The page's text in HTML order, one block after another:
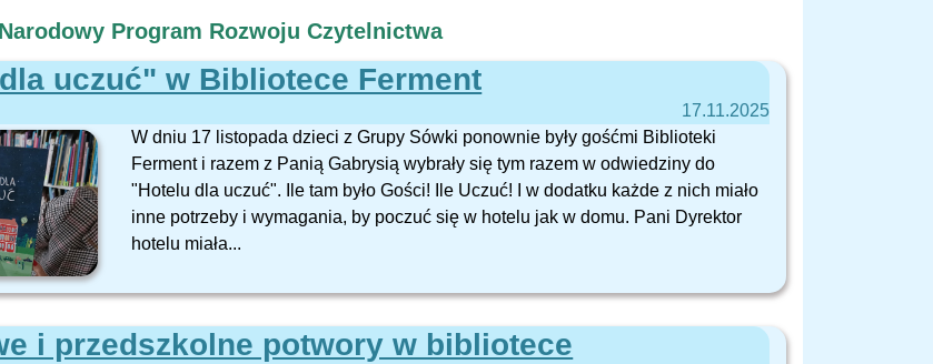
Program Rozwoju Czytelnictwa
uczuć" w Bibliotece Ferment
17.11.2025
W dniu 17 listopada dzieci z Grupy Sówki ponownie były gośćmi Biblioteki
Ferment i razem z Panią Gabrysią wybrały się tym razem w odwiedziny do
"Hotelu dla uczuć". Ile tam było Gości! Ile Uczuć! I w dodatku każde z nich miało
inne potrzeby i wymagania, by poczuć się w hotelu jak w domu. Pani Dyrektor
hotelu miała...
i przedszkolne potwory w bibliotece